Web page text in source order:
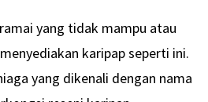
yang tidak mampu atau
karipap seperti ini.
yang dikenali dengan nama